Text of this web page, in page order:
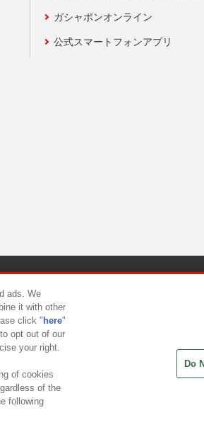
ガシャポンオンライン
公式スマートフォンアプリ
ント対応方針
ads. We
it with other
click " here"
opt out of our
your right.
of cookies
of the
following
Do